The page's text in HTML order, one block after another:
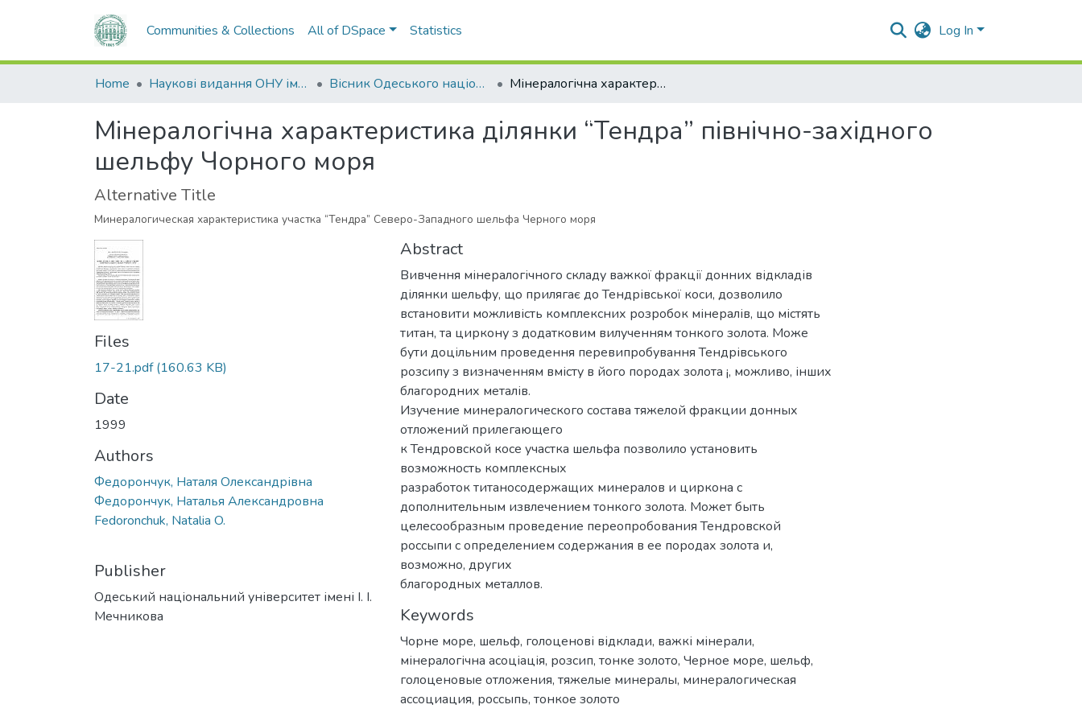
Communities & Collections All of DSpace Statistics Log In
Home Наукові видання ОНУ імені І. І. Мечникова Вісник Одеського національного університету. Географічні та геологічні науки Мінералогічна характеристика ділянки “Тендра” північно-західного шельфу Чорного моря
Мінералогічна характеристика ділянки “Тендра” північно-західного
шельфу Чорного моря
Alternative Title
Минералогическая характеристика участка “Тендра” Северо-Западного шельфа Черного моря
Files
17-21.pdf(160.63 KB)
Date
1999
Authors
Федорончук, Наталя Олександрівна
Федорончук, Наталья Александровна
Fedoronchuk, Natalia O.
Publisher
Одеський національний університет імені І. І.
Мечникова
Abstract
Вивчення мінералогічного складу важкої фракції донних відкладів
ділянки шельфу, що прилягає до Тендрівської коси, дозволило
встановити можливість комплексних розробок мінералів, що містять
титан, та циркону з додатковим вилученням тонкого золота. Може
бути доцільним проведення перевипробування Тендрівського
розсипу з визначенням вмісту в його породах золота ¡, можливо, інших
благородних металів.
Изучение минералогического состава тяжелой фракции донных
отложений прилегающего
к Тендровской косе участка шельфа позволило установить
возможность комплексных
разработок титаносодержащих минералов и циркона с
дополнительным извлечением тонкого золота. Может быть
целесообразным проведение переопробования Тендровской
россыпи с определением содержания в ее породах золота и,
возможно, других
благородных металлов.
Keywords
Чорне море, шельф, голоценові відклади, важкі мінерали,
мінералогічна асоціація, розсип, тонке золото, Черное море, шельф,
голоценовые отложения, тяжелые минералы, минералогическая
ассоциация, россыпь, тонкое золото